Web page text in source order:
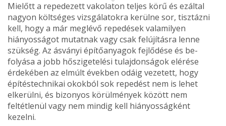
Mielőtt a repedezett vakolaton teljes körű és ezáltal
nagyon költséges vizsgálatokra kerülne sor, tisztáz­ni
kell, hogy a már meglévő repedések valamilyen
hiányosságot mutatnak vagy csak felújításra lenne
szükség. Az ásványi építőanyagok fejlődése és be­
folyása a jobb hőszigetelési tulajdonságok elérése
érdekében az elmúlt években odáig vezetett, hogy
építéstechnikai okokból sok repedést nem is lehet
elkerülni, és bizonyos körülmények között nem
feltétlenül vagy nem mindig kell hiányosságként
kezelni.